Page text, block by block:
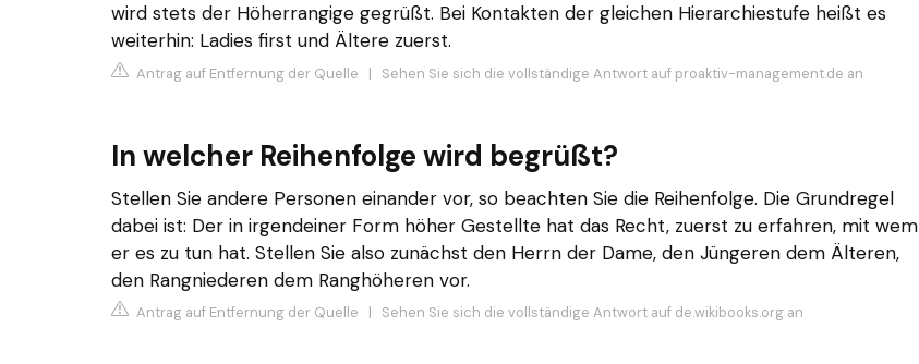
wird stets der Höherrangige gegrüßt. Bei Kontakten der gleichen Hierarchiestufe heißt es
weiterhin: Ladies first und Ältere zuerst.
Antrag auf Entfernung der Quelle | Sehen Sie sich die vollständige Antwort auf proaktiv-management.de an
In welcher Reihenfolge wird begrüßt?
Stellen Sie andere Personen einander vor, so beachten Sie die Reihenfolge. Die Grundregel
dabei ist: Der in irgendeiner Form höher Gestellte hat das Recht, zuerst zu erfahren, mit wem
er es zu tun hat. Stellen Sie also zunächst den Herrn der Dame, den Jüngeren dem Älteren,
den Rangniederen dem Ranghöheren vor.
Antrag auf Entfernung der Quelle Sehen Sie sich die vollständige Antwort auf de.wikibooks.org an